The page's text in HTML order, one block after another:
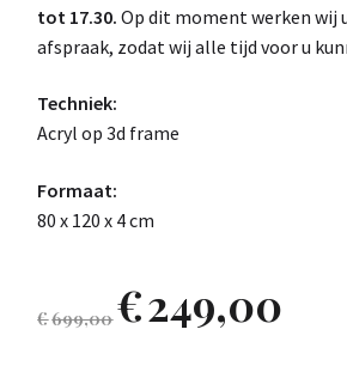
tot 17.30. Op dit moment werken wij
afspraak, zodat wij alle tijd voor u
Techniek:
Acryl op 3d frame
Formaat:
80 x 120 x 4 cm
€699,00€249,00